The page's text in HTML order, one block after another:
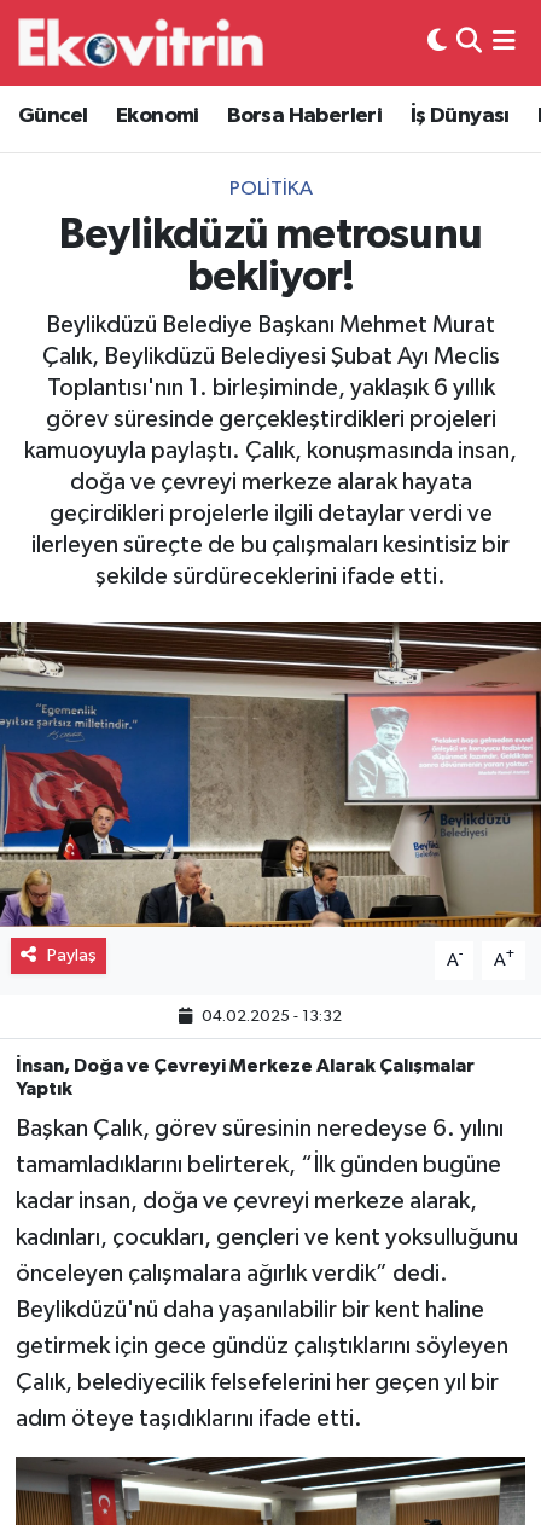
Güncel Ekonomi Borsa Haberleri İş Dünyası
POLITIKA
Beylikdüzü metrosunu
bekliyor!
Beylikdüzü Belediye Başkanı Mehmet Murat
Çalık, Beylikdüzü Belediyesi Şubat Ayı Meclis
Toplantısı'nın 1. birleşiminde, yaklaşık 6 yıllık
görev süresinde gerçekleştirdikleri projeleri
kamuoyuyla paylaştı. Çalık, konuşmasında insan,
doğa ve çevreyi merkeze alarak hayata
geçirdikleri projelerle ilgili detaylar verdi ve
ilerleyen süreçte de bu çalışmaları kesintisiz bir
şekilde sürdüreceklerini ifade etti.
Paylaş A- A+
04.02.2025 - 13:32
İnsan, Doğa ve Çevreyi Merkeze Alarak Çalışmalar
Yaptık
Başkan Çalık, görev süresinin neredeyse 6. yılını
tamamladıklarını belirterek, “İlk günden bugüne
kadar insan, doğa ve çevreyi merkeze alarak,
kadınları, çocukları, gençleri ve kent yoksulluğunu
önceleyen çalışmalara ağırlık verdik” dedi.
Beylikdüzü'nü daha yaşanılabilir bir kent haline
getirmek için gece gündüz çalıştıklarını söyleyen
Çalık, belediyecilik felsefelerini her geçen yıl bir
adım öteye taşıdıklarını ifade etti.
Güncel
Ekonomi
Borsa Haberleri
Lojistik
Otovitrin
Asayiş
Magazin
Gayrimenkul
Spor
Eğitim
Hava Durumu
Trafik Durumu
Süper Lig Puan Durumu ve Fikstür
Tüm Manşetler
Son Dakika Haberleri
Haber Arşivi